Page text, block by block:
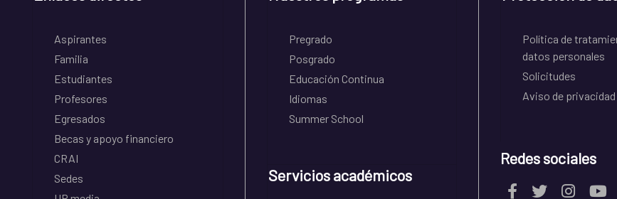
Aspirantes
Familia
Estudiantes
Profesores
Egresados
Becas y apoyo financiero
CRAI
Sedes
Pregrado
Posgrado
Educación Continua
Idiomas
Summer School
Servicios académicos
Política de
datos personales
Solicitudes
Aviso de privacidad
Redes sociales